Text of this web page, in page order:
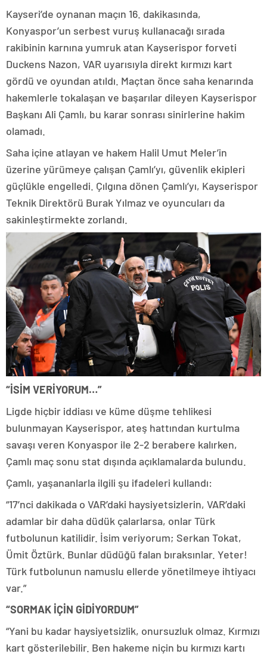
Kayseri’de oynanan maçın 16. dakikasında,
Konyaspor’un serbest vuruş kullanacağı sırada
rakibinin karnına yumruk atan Kayserispor forveti
Duckens Nazon, VAR uyarısıyla direkt kırmızı kart
gördü ve oyundan atıldı. Maçtan önce saha kenarında
hakemlerle tokalaşan ve başarılar dileyen Kayserispor
Başkanı Ali Çamlı, bu karar sonrası sinirlerine hakim
olamadı.
Saha içine atlayan ve hakem Halil Umut Meler’in
üzerine yürümeye çalışan Çamlı’yı, güvenlik ekipleri
güçlükle engelledi. Çılgına dönen Çamlı’yı, Kayserispor
Teknik Direktörü Burak Yılmaz ve oyuncuları da
sakinleştirmekte zorlandı.
“İSİM VERİYORUM…”
Ligde hiçbir iddiası ve küme düşme tehlikesi
bulunmayan Kayserispor, ateş hattından kurtulma
savaşı veren Konyaspor ile 2-2 berabere kalırken,
Çamlı maç sonu stat dışında açıklamalarda bulundu.
Çamlı, yaşananlarla ilgili şu ifadeleri kullandı:
“17’nci dakikada o VAR’daki haysiyetsizlerin, VAR’daki
adamlar bir daha düdük çalarlarsa, onlar Türk
futbolunun katilidir. İsim veriyorum; Serkan Tokat,
Ümit Öztürk. Bunlar düdüğü falan bıraksınlar. Yeter!
Türk futbolunun namuslu ellerde yönetilmeye ihtiyacı
var.”
“SORMAK İÇİN GİDİYORDUM”
“Yani bu kadar haysiyetsizlik, onursuzluk olmaz. Kırmızı
kart gösterilebilir. Ben hakeme niçin bu kırmızı kartı